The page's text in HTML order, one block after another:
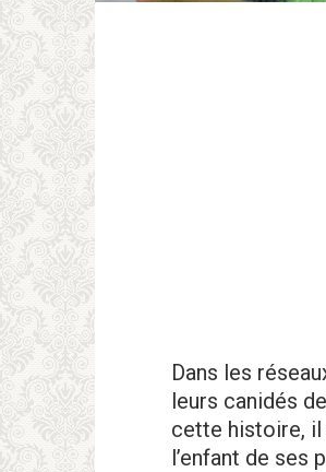
Dans les
leurs canidés
cette histoire, il
l’enfant de ses